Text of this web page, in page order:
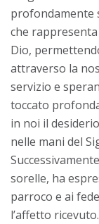
profondamente
che
Dio,
attraverso la
servizio e
toccato
in noi il
nelle mani del
sorelle, ha
parroco e ai
l’affetto